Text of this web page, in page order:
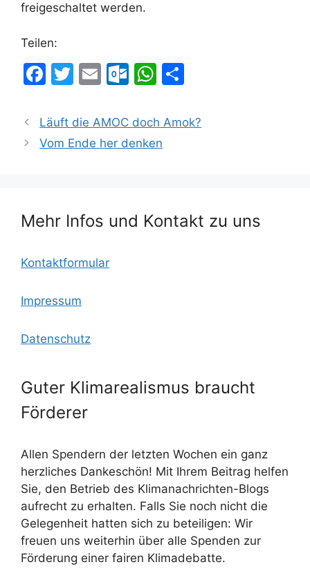
freigeschaltet werden.
Teilen:
F
c
e
k
T
itt
er
E
ai
l
O
lo
o
m
W
at
s
le
Läuft die AMOC doch Amok?
Vom Ende her denken
Mehr Infos und Kontakt zu uns
Kontaktformular
Impressum
Datenschutz
Guter Klimarealismus braucht
Förderer
Allen Spendern der letzten Wochen ein ganz
herzliches Dankeschön! Mit Ihrem Beitrag helfen
Sie, den Betrieb des Klimanachrichten-Blogs
aufrecht zu erhalten. Falls Sie noch nicht die
Gelegenheit hatten sich zu beteiligen: Wir
freuen uns weiterhin über alle Spenden zur
Förderung einer fairen Klimadebatte.